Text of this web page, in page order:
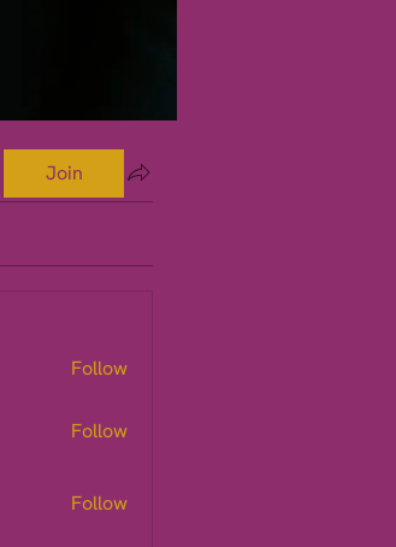
Join
Follow
Follow
Follow